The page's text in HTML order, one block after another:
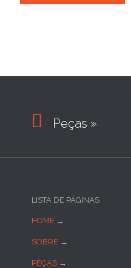
 Peças »
LISTA DE PÁGINAS
HOME →
SOBRE →
PEÇAS →